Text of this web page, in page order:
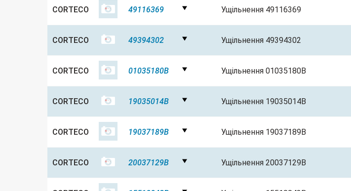
CORTECO 49116369 Ущільнення 49116369
CORTECO 49394302 Ущільнення 49394302
CORTECO 01035180B Ущільнення 01035180B
CORTECO 19035014B Ущільнення 19035014B
CORTECO 19037189B Ущільнення 19037189B
CORTECO 20037129B Ущільнення 20037129B